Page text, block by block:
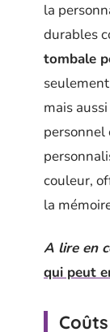
la
durables
tombale
mais
personnel
couleur,
la
A lire en
qui peut